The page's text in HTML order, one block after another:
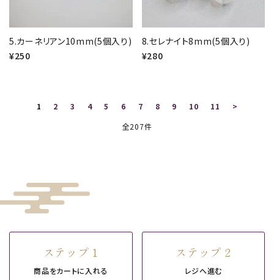
5.カーネリアン10mm(5個入り)
¥250
8.セレナイト8mm(5個入り)
¥280
1 2 3 4 5 6 7 8 9 10 11
>
全207件
ステップ 1
商品をカートに入れる
ステップ 2
レジへ進む